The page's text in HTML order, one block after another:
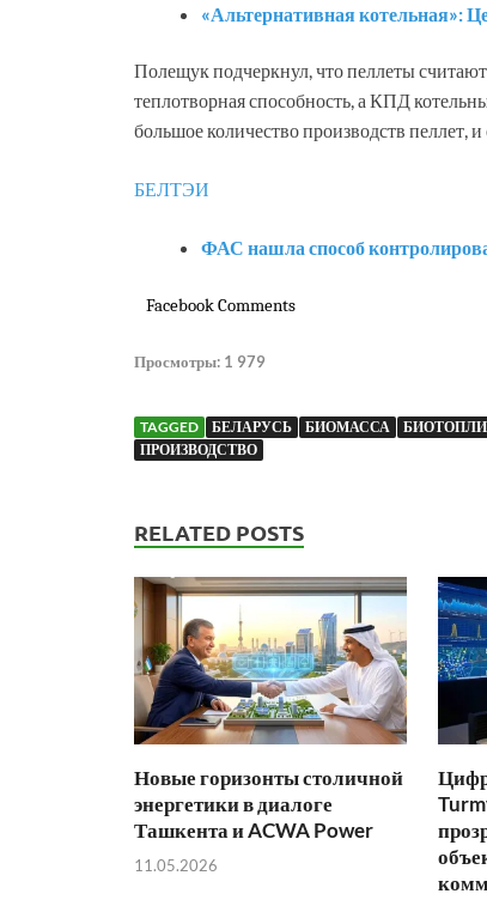
«Альтернативная котельная»:
Полещук подчеркнул, что пеллеты
теплотворная способность, а КПД
большое количество производств пеллет, и
БЕЛТЭИ
ФАС нашла способ
Facebook Comments
Просмотры: 1 979
TAGGED БЕЛАРУСЬ БИОМАССА
ПРОИЗВОДСТВО
RELATED POSTS
Новые горизонты столичной
энергетики в диалоге
Ташкента и ACWA Power
11.05.2026